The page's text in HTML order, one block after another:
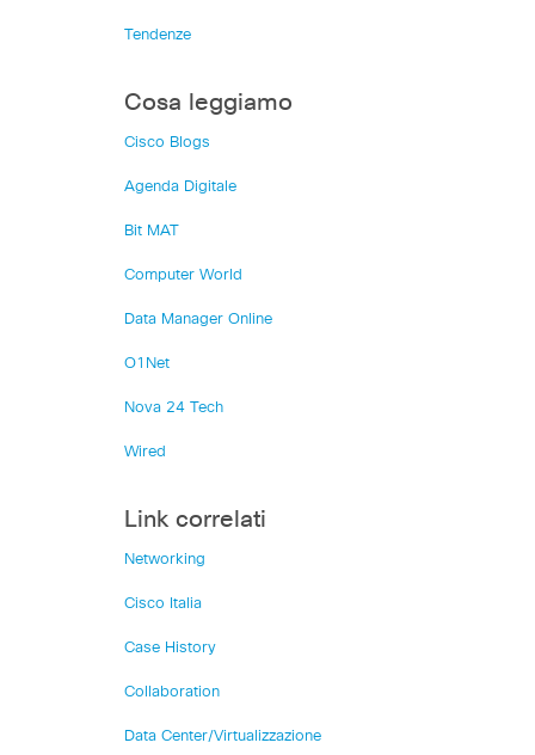
Tendenze
Cosa leggiamo
Cisco Blogs
Agenda Digitale
Bit MAT
Computer World
Data Manager Online
O1Net
Nova 24 Tech
Wired
Link correlati
Networking
Cisco Italia
Case History
Collaboration
Data Center/Virtualizzazione